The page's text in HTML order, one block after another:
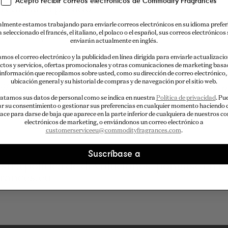
el pedido
el problema
de cristal. Por favor, manipúlelos
We require clear, unedited photo
and inspection. If sufficient
replacement or refund.
política de devoluciones, póngase en
estamos trabajando para enviarle correos electrónicos en su idioma
seleccionado el francés, el italiano, el polaco o el español, sus correos electrónicos
enviarán actualmente en inglés.
el correo electrónico y la publicidad en línea dirigida para enviarle
y servicios, ofertas promocionales y otras comunicaciones de marketing
que recopilamos sobre usted, como su dirección de correo electrónico,
ubicación general y su historial de compras y de navegación por el sitio web.
sus datos de personal como se indica en nuestra Política de privacidad.
su consentimiento o gestionar sus preferencias en cualquier momento haciendo
para darse de baja que aparece en la parte inferior de cualquiera de nuestros
electrónicos de marketing, o enviándonos un correo electrónico a
customerserviceeu@commodityfragrances.com.
Suscríbase a